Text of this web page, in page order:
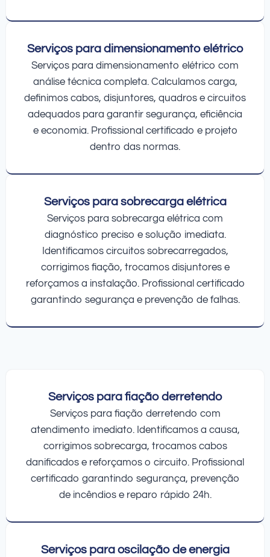
Serviços para dimensionamento elétrico
Serviços para dimensionamento elétrico com
análise técnica completa. Calculamos carga,
definimos cabos, disjuntores, quadros e circuitos
adequados para garantir segurança, eficiência
e economia. Profissional certificado e projeto
dentro das normas.
Serviços para sobrecarga elétrica
Serviços para sobrecarga elétrica com
diagnóstico preciso e solução imediata.
Identificamos circuitos sobrecarregados,
corrigimos fiação, trocamos disjuntores e
reforçamos a instalação. Profissional certificado
garantindo segurança e prevenção de falhas.
Serviços para fiação derretendo
Serviços para fiação derretendo com
atendimento imediato. Identificamos a causa,
corrigimos sobrecarga, trocamos cabos
danificados e reforçamos o circuito. Profissional
certificado garantindo segurança, prevenção
de incêndios e reparo rápido 24h.
Serviços para oscilação de energia